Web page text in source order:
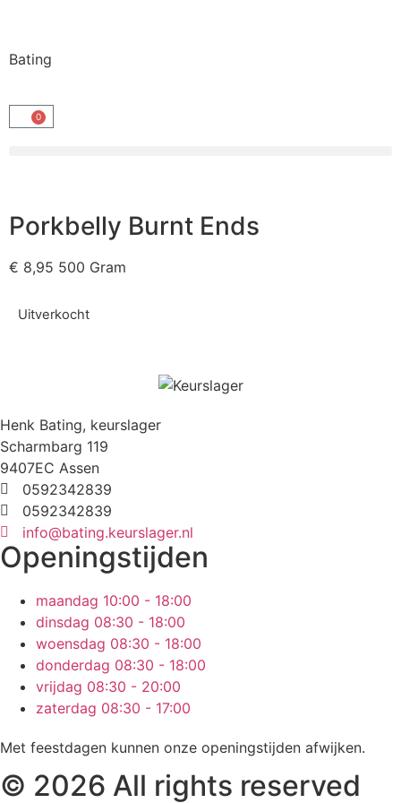
Bating
0
Porkbelly Burnt Ends
€ 8,95 500 Gram
Uitverkocht
Henk Bating, keurslager
Scharmbarg 119
9407EC Assen
0592342839
0592342839
info@bating.keurslager.nl
Openingstijden
maandag 10:00 - 18:00
dinsdag 08:30 - 18:00
woensdag 08:30 - 18:00
donderdag 08:30 - 18:00
vrijdag 08:30 - 20:00
zaterdag 08:30 - 17:00
Met feestdagen kunnen onze openingstijden afwijken.
© 2026 All rights reserved